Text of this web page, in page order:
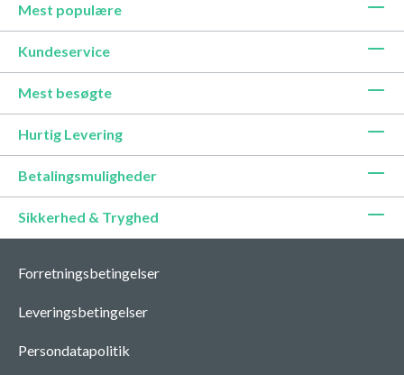
Mest populære
Kundeservice
Mest besøgte
Hurtig Levering
Betalingsmuligheder
Sikkerhed & Tryghed
Forretningsbetingelser
Leveringsbetingelser
Persondatapolitik